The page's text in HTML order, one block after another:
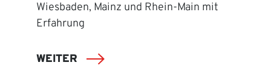
Wiesbaden, Mainz und Rhein-Main mit
Erfahrung
WEITER